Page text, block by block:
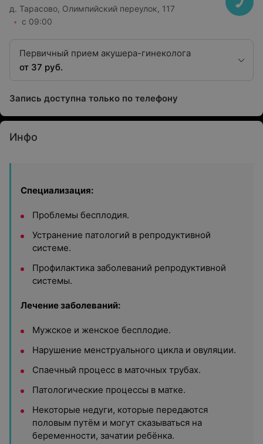
д. Тарасово, Олимпийский переулок, 117
с 09:00
Первичный прием акушера-гинеколога
от 37 руб.
Запись доступна только по телефону
Инфо
Специализация:
Проблемы бесплодия.
Устранение патологий в репродуктивной
системе.
Профилактика заболеваний репродуктивной
системы.
Лечение заболеваний:
Мужское и женское бесплодие.
Нарушение менструального цикла и овуляции.
Спаечный процесс в маточных трубах.
Патологические процессы в матке.
Некоторые недуги, которые передаются
половым путём и могут сказываться на
беременности, зачатии ребёнка.